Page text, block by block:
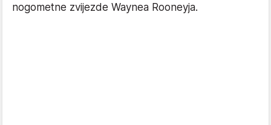
nogometne zvijezde Waynea Rooneyja.